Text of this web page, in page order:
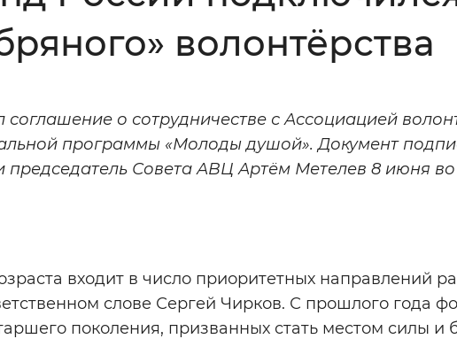
Инверсивный монохромный Синий
Выключены
волонтёрства
о сотрудничестве с Ассоциацией
программы «Молоды душой». Документ
председатель Совета АВЦ Артём Метелев 8 июня
входит в число приоритетных направлений
слове Сергей Чирков. С прошлого года
поколения, призванных стать местом силы и